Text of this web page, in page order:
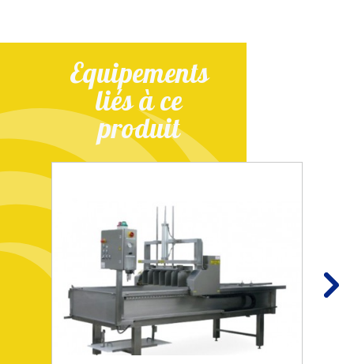
Equipements
liés à ce
produit